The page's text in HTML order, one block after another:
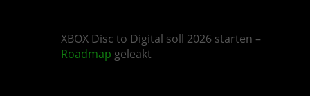
XBOX Disc to Digital soll 2026 starten –
Roadmap geleakt